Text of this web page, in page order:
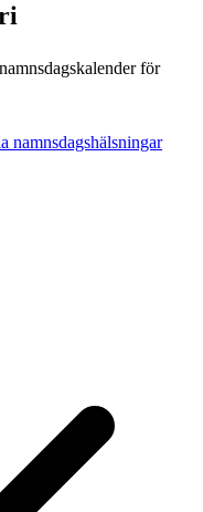
för
namnsdagshälsningar